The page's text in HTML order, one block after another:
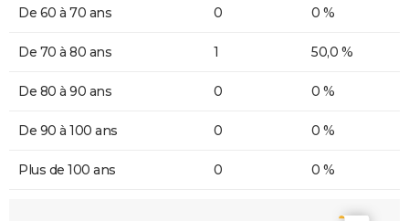
De 60 à 70 ans 0 0 %
De 70 à 80 ans 1 50,0 %
De 80 à 90 ans 0 0 %
De 90 à 100 ans 0 0 %
Plus de 100 ans 0 0 %